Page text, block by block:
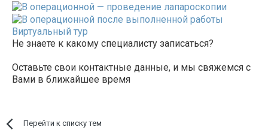
Виртуальный тур
Не знаете к какому специалисту записаться?
Оставьте свои контактные данные, и мы свяжемся с
Вами в ближайшее время
Перейти к списку тем